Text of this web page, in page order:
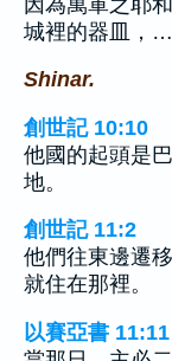
城裡的器皿，…
Shinar.
創世記 10:10
他國的起頭是
地。
創世記 11:2
他們往東邊遷
就住在那裡。
以賽亞書 11:11